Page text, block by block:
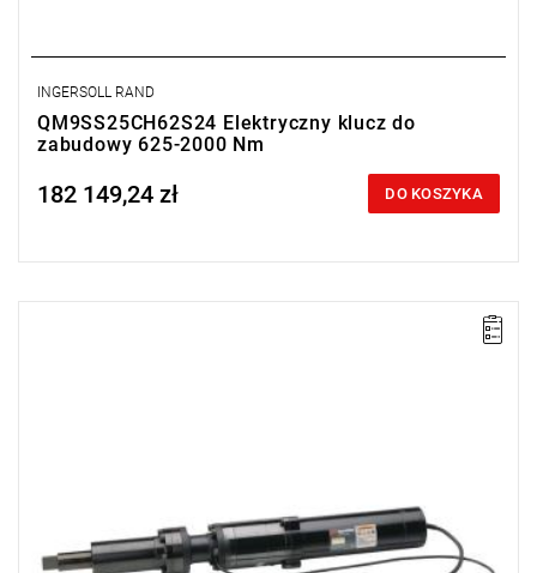
INGERSOLL RAND
QM9SS25CH62S24 Elektryczny klucz do
zabudowy 625-2000 Nm
Price tax included
182 149,24 zł DO KOSZYKA